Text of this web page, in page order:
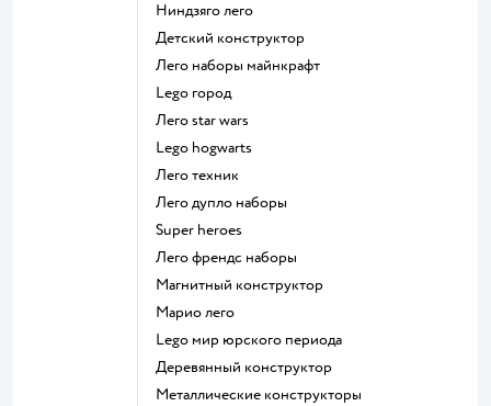
Ниндзяго лего
Детский конструктор
Лего наборы майнкрафт
Lego город
Лего star wars
Lego hogwarts
Лего техник
Лего дупло наборы
Super heroes
Лего френдс наборы
Магнитный конструктор
Марио лего
Lego мир юрского периода
Деревянный конструктор
Металлические конструкторы